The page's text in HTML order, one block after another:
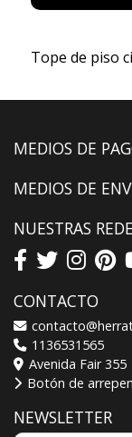
Tope de piso
MEDIOS DE
MEDIOS DE
NUESTRAS
CONTACTO
1136531565
Avenida Fair 355
Botón de
NEWSLETTER